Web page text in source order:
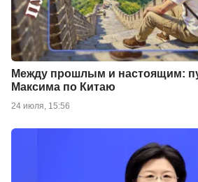
Между прошлым и настоящим:
Максима по Китаю
24 июля, 15:56